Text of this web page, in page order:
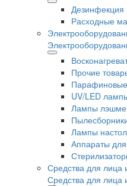
Дезинфекция
Расходные
Прочие
UV/LED
Лампы
Лампы
Аппараты
Средства для лица
Средства для лица